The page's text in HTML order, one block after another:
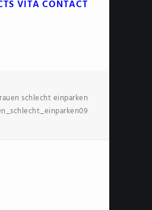
VITACONTACT
schlecht einparken